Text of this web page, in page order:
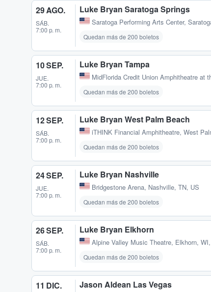
29 AGO.
SÁB.
7:00 p. m.
Luke Bryan Saratoga Springs
Saratoga Performing Arts Center,
Quedan más de 200 boletos
10 SEP.
JUE.
7:00 p. m.
Luke Bryan Tampa
MidFlorida Credit Union Amphitheatre at
Quedan más de 200 boletos
12 SEP.
SÁB.
7:00 p. m.
Luke Bryan West Palm Beach
iTHINK Financial Amphitheatre, West
Quedan más de 200 boletos
24 SEP.
JUE.
7:00 p. m.
Luke Bryan Nashville
Bridgestone Arena, Nashville, TN, US
Quedan más de 200 boletos
26 SEP.
SÁB.
7:00 p. m.
Luke Bryan Elkhorn
Alpine Valley Music Theatre, Elkhorn,
Quedan más de 200 boletos
11 DIC. Jason Aldean Las Vegas